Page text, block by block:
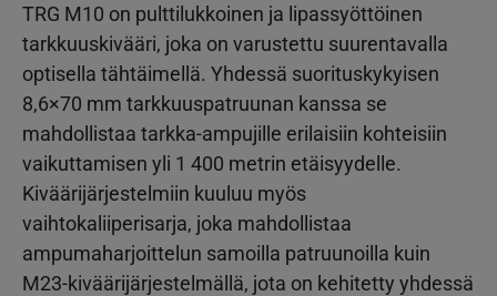
TRG M10 on pulttilukkoinen ja lipassyöttöinen
tarkkuuskivääri, joka on varustettu suurentavalla
optisella tähtäimellä. Yhdessä suorituskykyisen
8,6×70 mm tarkkuuspatruunan kanssa se
mahdollistaa tarkka-ampujille erilaisiin kohteisiin
vaikuttamisen yli 1 400 metrin etäisyydelle.
Kiväärijärjestelmiin kuuluu myös
vaihtokaliiperisarja, joka mahdollistaa
ampumaharjoittelun samoilla patruunoilla kuin
M23-kiväärijärjestelmällä, jota on kehitetty yhdessä